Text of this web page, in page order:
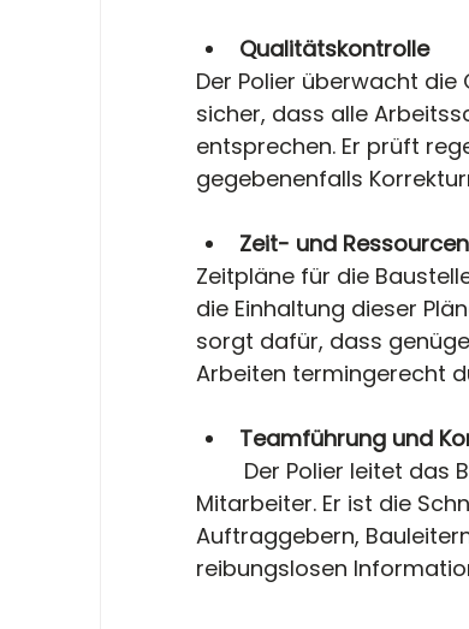
Qualitätskontrolle
Der Polier überwacht
sicher, dass alle
entsprechen. Er prüft
gegebenenfalls
Zeit- und
Zeitpläne für die
die Einhaltung dieser
sorgt dafür, dass
Arbeiten termingerecht
Teamführung und
Mitarbeiter. Er ist die
Auftraggebern,
reibungslosen